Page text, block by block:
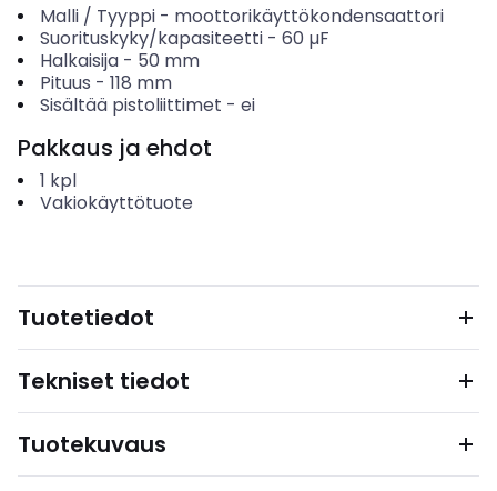
Malli / Tyyppi- moottorikäyttökondensaattori
Suorituskyky/kapasiteetti- 60 µF
Halkaisija- 50 mm
Pituus - 118 mm
Sisältää pistoliittimet - ei
Pakkaus ja ehdot
1 kpl
Vakiokäyttötuote
Tuotetiedot
Tekniset tiedot
Tuotekuvaus